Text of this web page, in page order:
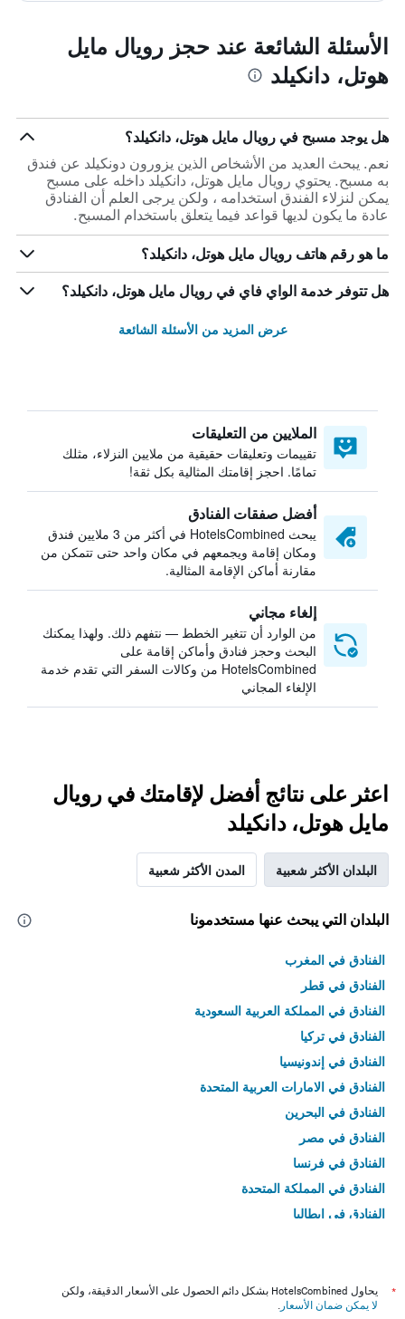
الأسئلة الشائعة عند حجز رويال مايل
هوتل، دانكيلد
هل يوجد مسبح في رويال مايل هوتل، دانكيلد؟
نعم. يبحث العديد من الأشخاص الذين يزورون دونكيلد عن فندق
به مسبح. يحتوي رويال مايل هوتل، دانكيلد داخله على مسبح
يمكن لنزلاء الفندق استخدامه ، ولكن يرجى العلم أن الفنادق
عادة ما يكون لديها قواعد فيما يتعلق باستخدام المسبح.
ما هو رقم هاتف رويال مايل هوتل، دانكيلد؟
هل تتوفر خدمة الواي فاي في رويال مايل هوتل، دانكيلد؟
عرض المزيد من الأسئلة الشائعة
الملايين من التعليقات
تقييمات وتعليقات حقيقية من ملايين النزلاء، مثلك
تمامًا. احجز إقامتك المثالية بكل ثقة!
أفضل صفقات الفنادق
يبحث HotelsCombined في أكثر من 3 ملايين فندق
ومكان إقامة ويجمعهم في مكان واحد حتى تتمكن من
مقارنة أماكن الإقامة المثالية.
إلغاء مجاني
من الوارد أن تتغير الخطط — نتفهم ذلك. ولهذا يمكنك
البحث وحجز فنادق وأماكن إقامة على
HotelsCombined من وكالات السفر التي تقدم خدمة
الإلغاء المجاني
اعثر على نتائج أفضل لإقامتك في رويال
مايل هوتل، دانكيلد
البلدان الأكثر شعبية المدن الأكثر شعبية
البلدان التي يبحث عنها مستخدمونا
الفنادق في المغرب
الفنادق في قطر
الفنادق في المملكة العربية السعودية
الفنادق في تركيا
الفنادق في إندونيسيا
الفنادق في الامارات العربية المتحدة
الفنادق في البحرين
الفنادق في مصر
الفنادق في فرنسا
الفنادق في المملكة المتحدة
الفنادق في إيطاليا
*
يحاول HotelsCombined بشكل دائم الحصول على الأسعار الدقيقة، ولكن
لا يمكن ضمان الأسعار .